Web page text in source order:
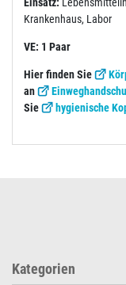
Krankenhaus, Labor
VE: 1 Paar
Hier finden Sie
an
Sie
hygienische
Kategorien